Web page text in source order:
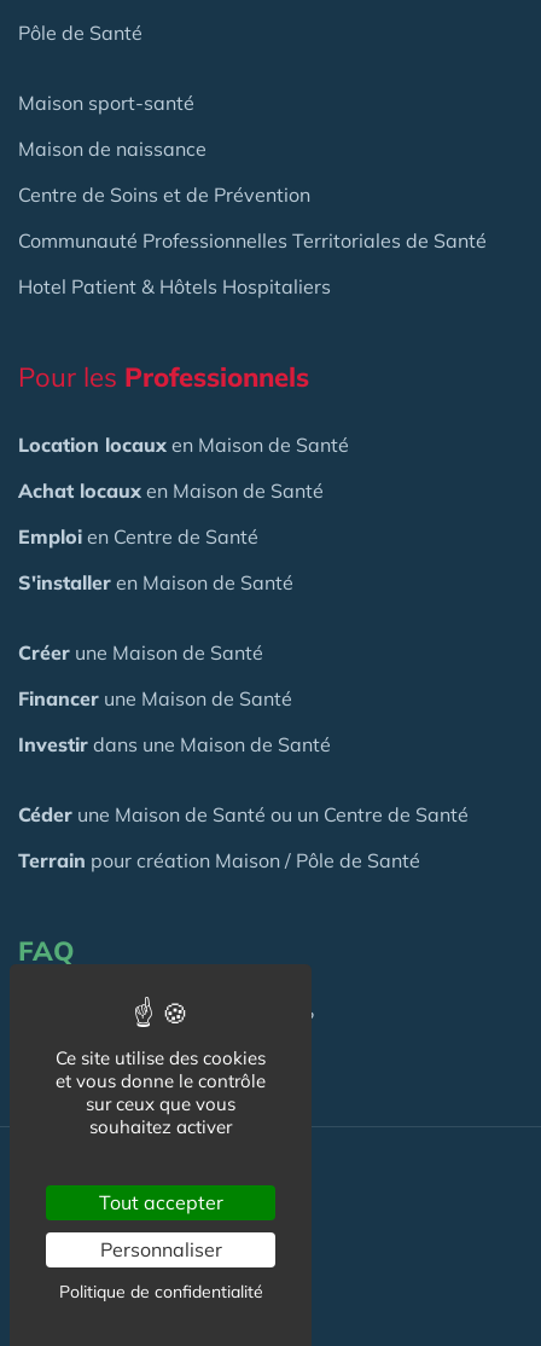
Pôle de Santé
Maison sport-santé
Maison de naissance
Centre de Soins et de Prévention
Communauté Professionnelles Territoriales de Santé
Hotel Patient & Hôtels Hospitaliers
Pour les Professionnels
Location locaux en Maison de Santé
Achat locaux en Maison de Santé
Emploi en Centre de Santé
S'installer en Maison de Santé
Créer une Maison de Santé
Financer une Maison de Santé
Investir dans une Maison de Santé
Céder une Maison de Santé ou un Centre de Santé
Terrain pour création Maison / Pôle de Santé
FAQ
C'est quoi une Maison de Santé ?
Actualité Maison de Santé
Agenda Maison de Santé
Ce site utilise des cookies
et vous donne le contrôle
sur ceux que vous
souhaitez activer
Tout accepter
Personnaliser
Politique de confidentialité